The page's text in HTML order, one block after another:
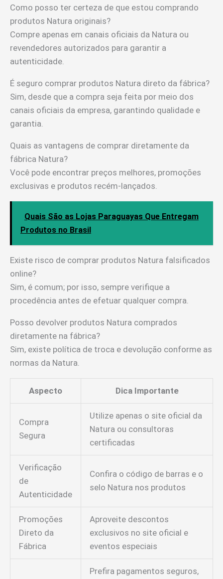
Como posso ter certeza de que estou comprando
produtos Natura originais?
Compre apenas em canais oficiais da Natura ou
revendedores autorizados para garantir a
autenticidade.
É seguro comprar produtos Natura direto da fábrica?
Sim, desde que a compra seja feita por meio dos
canais oficiais da empresa, garantindo qualidade e
garantia.
Quais as vantagens de comprar diretamente da
fábrica Natura?
Você pode encontrar preços melhores, promoções
exclusivas e produtos recém-lançados.
Quais São as Lojas Paraguayas Que Entregam
Produtos no Brasil
Existe risco de comprar produtos Natura falsificados
online?
Sim, é comum; por isso, sempre verifique a
procedência antes de efetuar qualquer compra.
Posso devolver produtos Natura comprados
diretamente na fábrica?
Sim, existe política de troca e devolução conforme as
normas da Natura.
Aspecto Dica Importante
Compra
Segura
Utilize apenas o site oficial da
Natura ou consultoras
certificadas
Verificação
de
Autenticidade
Confira o código de barras e o
selo Natura nos produtos
Promoções
Direto da
Fábrica
Aproveite descontos
exclusivos no site oficial e
eventos especiais
Prefira pagamentos seguros,